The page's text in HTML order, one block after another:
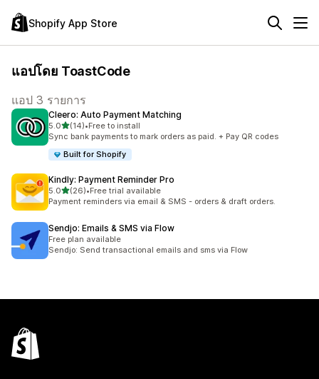
Shopify App Store
แอปโดย ToastCode
แอป 3 รายการ
Cleero: Auto Payment Matching
5.0เต็ม 5 ดาว
(14)
ทั้งหมด 14 รีวิว
•Free to install
Sync bank payments to mark orders as paid. + Pay QR codes
Built for Shopify
Kindly: Payment Reminder Pro
5.0เต็ม 5 ดาว
(26)
ทั้งหมด 26 รีวิว
•Free trial available
Payment reminders via email & SMS - orders & draft orders.
Sendjo: Emails & SMS via Flow
Free plan available
Sendjo: Send transactional emails and sms via Flow